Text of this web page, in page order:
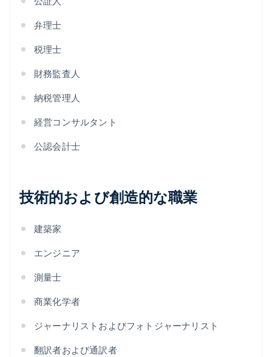
弁理士
税理士
財務監査人
納税管理人
経営コンサルタント
公認会計士
技術的および創造的な職業
建築家
エンジニア
測量士
商業化学者
ジャーナリストおよびフォトジャーナリスト
翻訳者および通訳者